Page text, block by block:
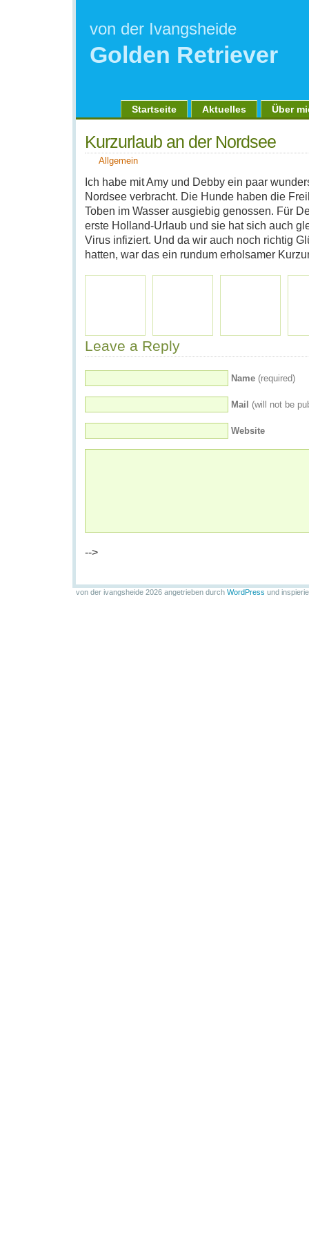
von der Ivangsheide
Golden Retriever
Startseite Aktuelles Über
Kurzurlaub an der Nordsee
Allgemein
Ich habe mit Amy und Debby ein paar
Nordsee verbracht. Die Hunde haben die
Toben im Wasser ausgiebig genossen. Für
erste Holland-Urlaub und sie hat sich auch
Virus infiziert. Und da wir auch noch richtig
hatten, war das ein rundum erholsamer
Leave a Reply
Name (required)
Mail (will not be
Website
-->
von der ivangsheide 2026 angetrieben durch WordPress und